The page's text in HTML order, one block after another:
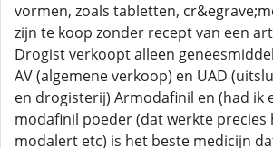
vormen, zoals tabletten,
zijn te koop zonder recept van een
Drogist verkoopt alleen
AV (algemene verkoop) en UAD
en drogisterij) Armodafinil en (had ik
modafinil poeder (dat werkte precies
modalert etc) is het beste medicijn